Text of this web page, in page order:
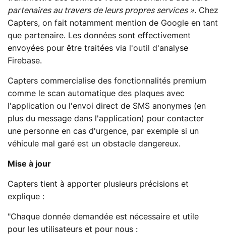
partenaires au travers de leurs propres services ». Chez
Capters, on fait notamment mention de Google en tant
que partenaire. Les données sont effectivement
envoyées pour être traitées via l'outil d'analyse
Firebase.
Capters commercialise des fonctionnalités premium
comme le scan automatique des plaques avec
l'application ou l'envoi direct de SMS anonymes (en
plus du message dans l'application) pour contacter
une personne en cas d'urgence, par exemple si un
véhicule mal garé est un obstacle dangereux.
Mise à jour
Capters tient à apporter plusieurs précisions et
explique :
"Chaque donnée demandée est nécessaire et utile
pour les utilisateurs et pour nous :